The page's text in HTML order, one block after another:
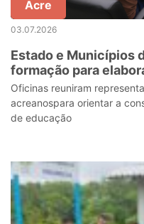
Acre
03.07.2026
Estado e Municípios
formação para
Decenais de
Oficinas reuniram
acreanospara orientar a
de educação